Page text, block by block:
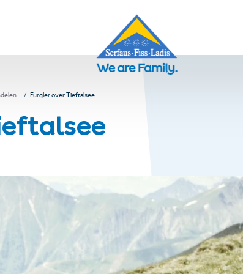
Furgler over Tieftalsee